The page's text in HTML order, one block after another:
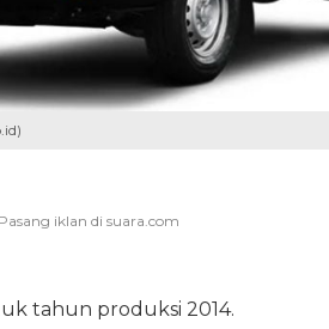
tahun produksi 2014.